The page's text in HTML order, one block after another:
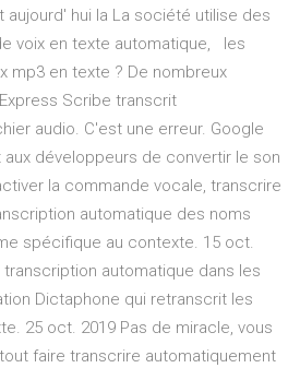
aujourd' hui la La société utilise des
voix en texte automatique, les
mp3 en texte ? De nombreux
Scribe transcrit
audio. C'est une erreur. Google
développeurs de convertir le son
la commande vocale, transcrire
automatique des noms
spécifique au contexte. 15 oct.
automatique dans les
Dictaphone qui retranscrit les
25 oct. 2019 Pas de miracle, vous
faire transcrire automatiquement